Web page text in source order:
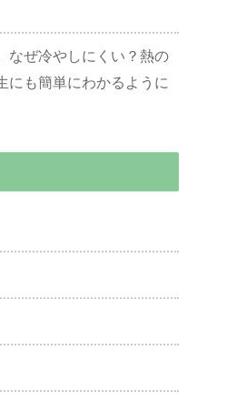
なぜ冷やしにくい？熱の
にも簡単にわかるように